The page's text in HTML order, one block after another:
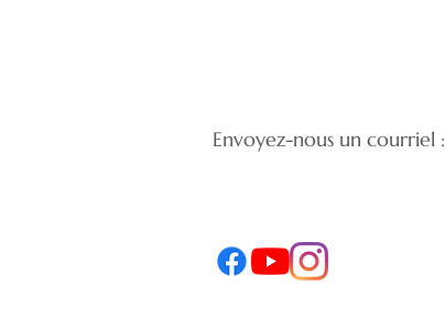
Envoyez-nous un courriel :